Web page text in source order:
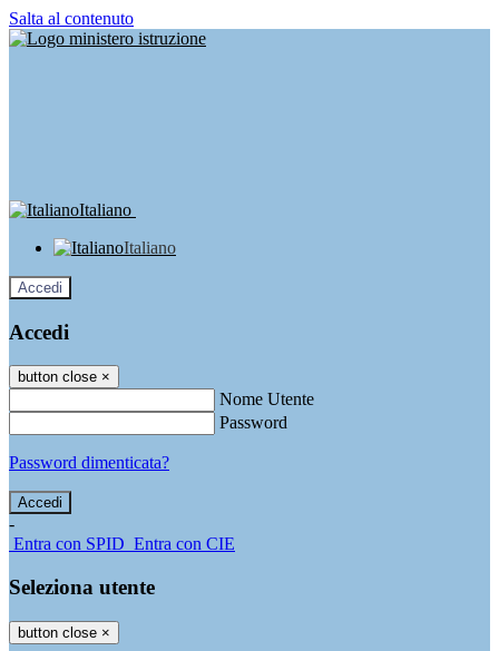
Salta al contenuto
Italiano
Italiano
Accedi
Accedi
button close ×
Nome Utente
Password
Password dimenticata?
-
Entra con SPID Entra con CIE
Seleziona utente
button close ×